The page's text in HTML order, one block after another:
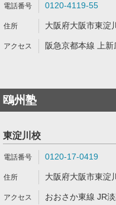
0120-4119-55
大阪府大阪市東淀
阪急京都本線 上
鴎州塾
東淀川校
0120-17-0419
大阪府大阪市東淀
おおさか東線 JR